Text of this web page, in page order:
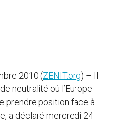
2010 (ZENIT.org) – Il
neutralité où l’Europe
prendre position face à
a déclaré mercredi 24